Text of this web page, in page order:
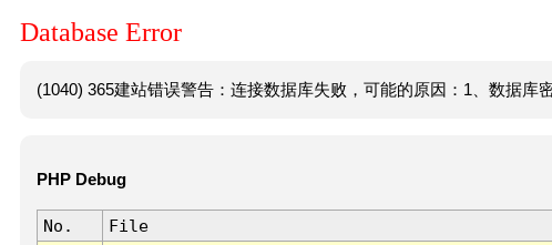
Database Error
(1040) 365建站错误警告：连接数据库失败，可能的原因：1、数据库
PHP Debug
No. File